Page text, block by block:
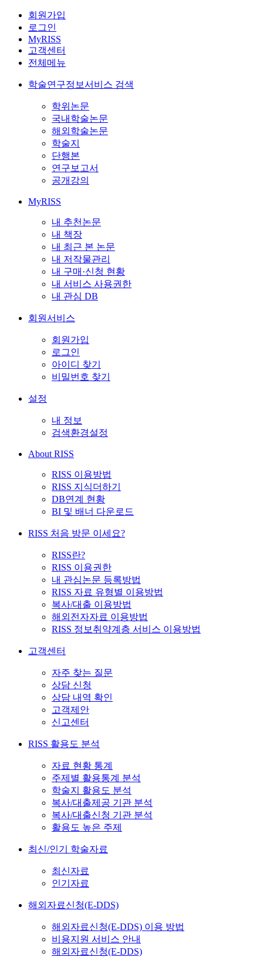
회원가입
로그인
MyRISS
고객센터
전체메뉴
학술연구정보서비스 검색
학위논문
국내학술논문
해외학술논문
학술지
단행본
연구보고서
공개강의
MyRISS
내 추천논문
내 책장
내 최근 본 논문
내 저작물관리
내 구매·신청 현황
내 서비스 사용권한
내 관심 DB
회원서비스
회원가입
로그인
아이디 찾기
비밀번호 찾기
설정
내 정보
검색환경설정
About RISS
RISS 이용방법
RISS 지식더하기
DB연계 현황
BI 및 배너 다운로드
RISS 처음 방문 이세요?
RISS란?
RISS 이용권한
내 관심논문 등록방법
RISS 자료 유형별 이용방법
복사/대출 이용방법
해외전자자료 이용방법
RISS 정보취약계층 서비스 이용방법
고객센터
자주 찾는 질문
상담 신청
상담 내역 확인
고객제안
신고센터
RISS 활용도 분석
자료 현황 통계
주제별 활용통계 분석
학술지 활용도 분석
복사/대출제공 기관 분석
복사/대출신청 기관 분석
활용도 높은 주제
최신/인기 학술자료
최신자료
인기자료
해외자료신청(E-DDS)
해외자료신청(E-DDS) 이용 방법
비용지원 서비스 안내
해외자료신청(E-DDS)